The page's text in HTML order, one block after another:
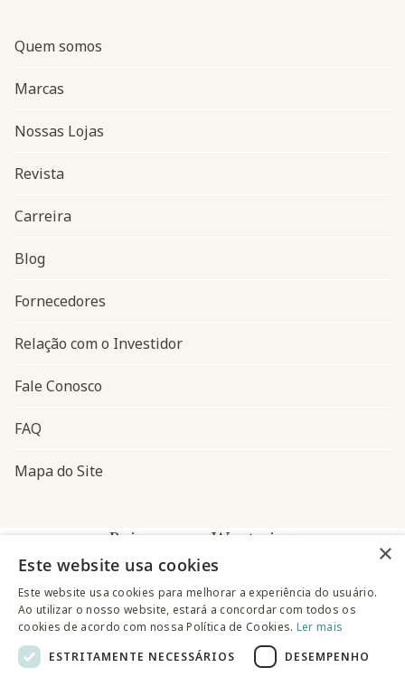
Navegação do rodapé
Quem somos
Marcas
Nossas Lojas
Revista
Carreira
Blog
Fornecedores
Relação com o Investidor
Fale Conosco
FAQ
Mapa do Site
Baixe o app Westwing
×
Este website usa cookies
Este website usa cookies para melhorar a experiência do usuário.
Ao utilizar o nosso website, estará a concordar com todos os
cookies de acordo com nossa Política de Cookies. Ler mais
ESTRITAMENTE NECESSÁRIOS
DESEMPENHO